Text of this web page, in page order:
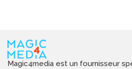
Magic4media est un fournisseur